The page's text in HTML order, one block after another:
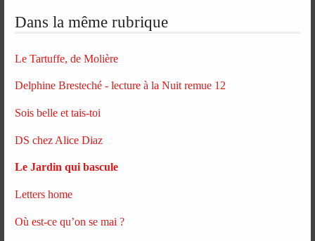
Dans la même rubrique
Le Tartuffe, de Molière
Delphine Bresteché - lecture à la Nuit remue 12
Sois belle et tais-toi
DS chez Alice Diaz
Le Jardin qui bascule
Letters home
Où est-ce qu’on se mai ?